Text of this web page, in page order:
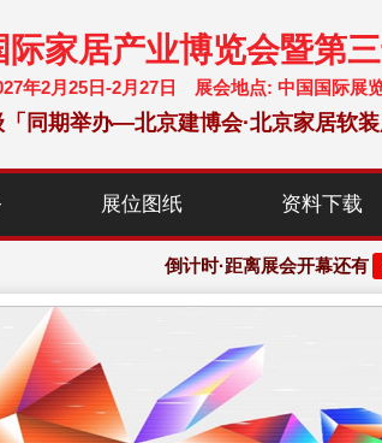
家居产业博览会暨第
年2月25日-2月27日 展会地点: 中国国际展
同期举办—北京建博会·北京家居软装
展位图纸 资料下载
倒计时·距离展会开幕还有